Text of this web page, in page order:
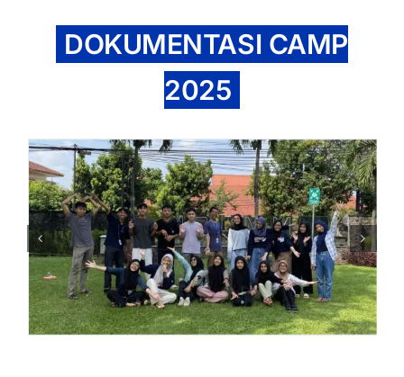
DOKUMENTASI CAMP
2025